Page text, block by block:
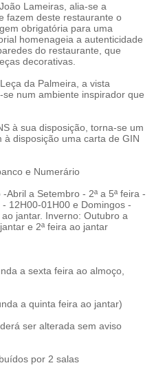
Lameiras, alia-se a
fazem deste restaurante o
obrigatória para uma
homenageia a autenticidade
do restaurante, que
decorativas.
da Palmeira, a vista
num ambiente inspirador que
à sua disposição, torna-se um
disposição uma carta de GIN
e Numerário
a Setembro - 2ª a 5ª feira -
12H00-01H00 e Domingos -
jantar. Inverno: Outubro a
e 2ª feira ao jantar
a sexta feira ao almoço,
a quinta feira ao jantar)
ser alterada sem aviso
por 2 salas